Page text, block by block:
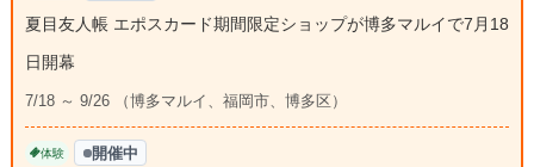
夏目友人帳 エポスカード期間限定ショップが博多マルイで7月18
日開幕
7/18 ～ 9/26 （博多マルイ、福岡市、博多区）
体験 開催中